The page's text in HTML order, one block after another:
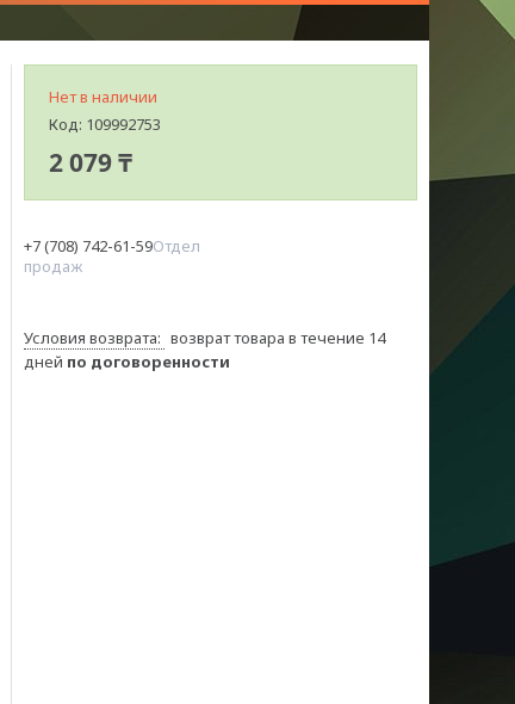
Нет в наличии
Код: 109992753
2 079 ₸
+7 (708) 742-61-59Отдел
продаж
возврат товара в течение 14
дней по договоренности